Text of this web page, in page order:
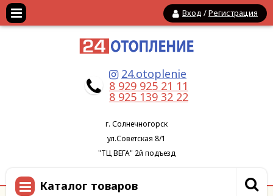
Вход /Регистрация
24.otoplenie
8 929 925 21 11
8 925 139 32 22
г. Солнечногорск
ул.Советская 8/1
"ТЦ ВЕГА" 2й подъезд
Каталог товаров